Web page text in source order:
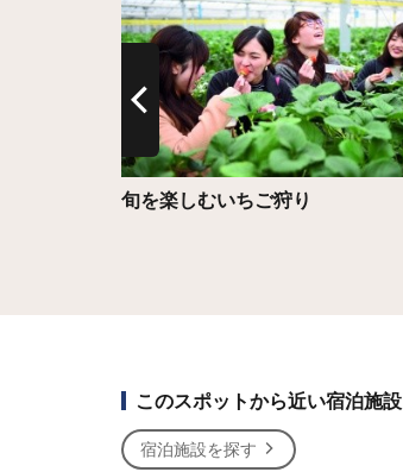
旬を楽しむいちご狩り
このスポットから近い宿泊施設
宿泊施設を探す